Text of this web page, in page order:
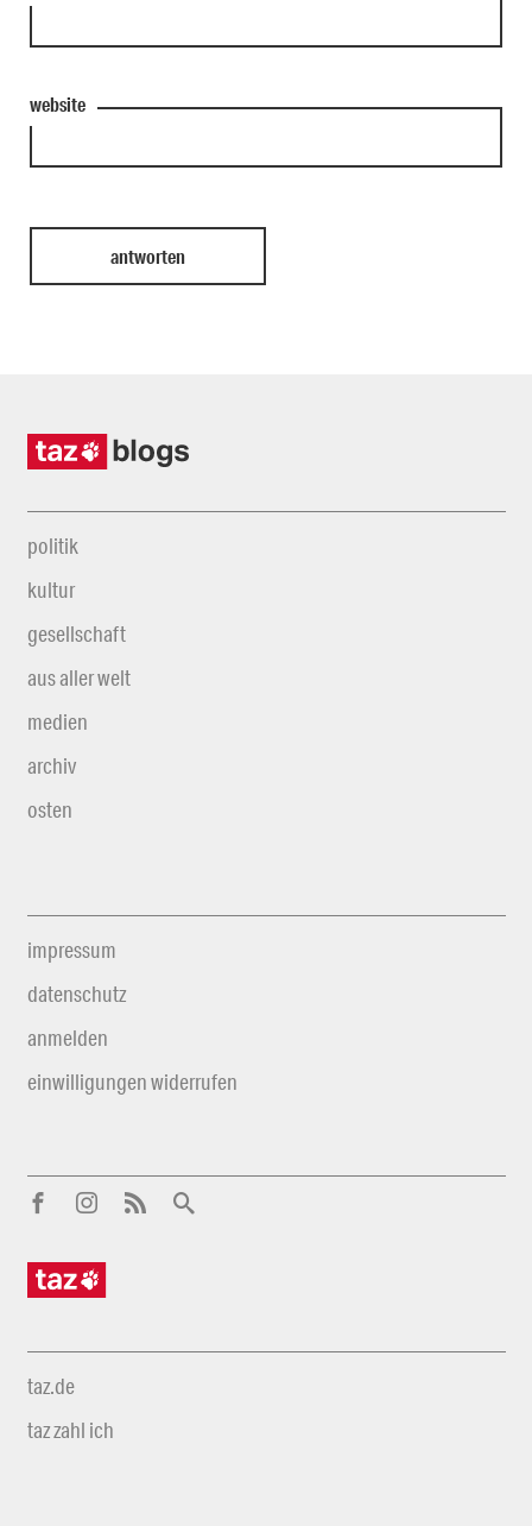
website
politik
kultur
gesellschaft
aus aller welt
medien
archiv
osten
impressum
datenschutz
anmelden
einwilligungen widerrufen
taz.de
taz zahl ich